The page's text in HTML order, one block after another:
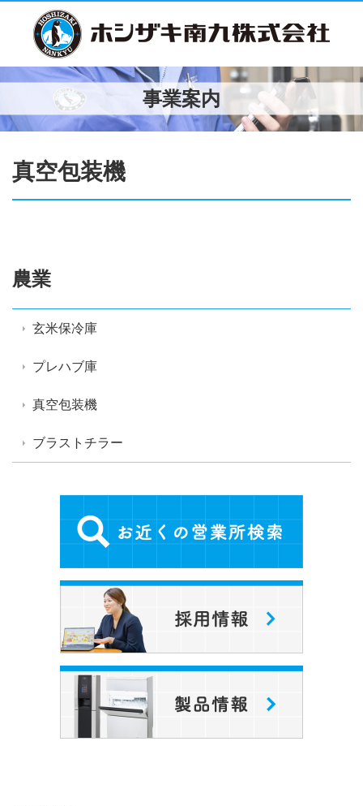
事業案内
真空包装機
農業
玄米保冷庫
プレハブ庫
真空包装機
ブラストチラー